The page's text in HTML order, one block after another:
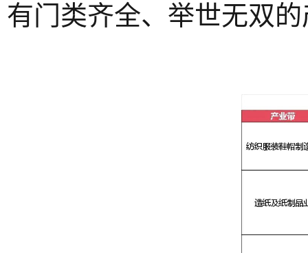
有门类齐全、举世无双